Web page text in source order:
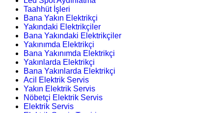
Taahhüt İşleri
Bana Yakın Elektrikçi
Yakındaki Elektrikçiler
Bana Yakındaki Elektrikçiler
Yakınımda Elektrikçi
Bana Yakınımda Elektrikçi
Yakınlarda Elektrikçi
Bana Yakınlarda Elektrikçi
Acil Elektrik Servis
Yakın Elektrik Servis
Nöbetçi Elektrik Servis
Elektrik Servis